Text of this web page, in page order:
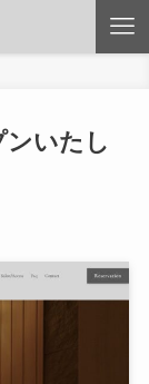
ンいたし